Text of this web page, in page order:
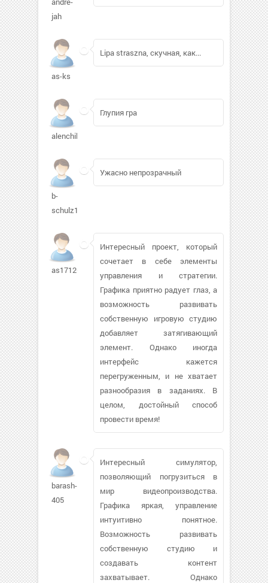
jah
as-ks
Lipa straszna, скучная, как...
alenchikua494
Глупия гра
b-
schulz1
Ужасно непрозрачный
as171263
Интересный проект, который
сочетает в себе элементы
управления и стратегии.
Графика приятно радует глаз, а
возможность развивать
собственную игровую студию
добавляет затягивающий
элемент. Однако иногда
интерфейс кажется
перегруженным, и не хватает
разнообразия в заданиях. В
целом, достойный способ
провести время!
barash-
405
Интересный симулятор,
позволяющий погрузиться в
мир видеопроизводства.
Графика яркая, управление
интуитивно понятное.
Возможность развивать
собственную студию и
создавать контент
захватывает. Однако